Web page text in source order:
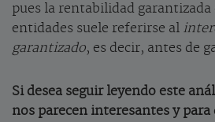
pues la rentabilidad
entidades suele referirse al
garantizado, es decir, antes de
Si desea seguir leyendo este
nos parecen interesantes y para